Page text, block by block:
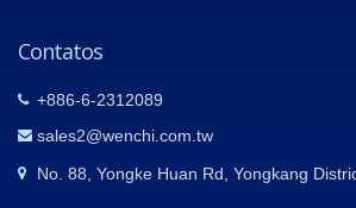
Contatos
+886-6-2312089
sales2@wenchi.com.tw
No. 88, Yongke Huan Rd, Yongkang